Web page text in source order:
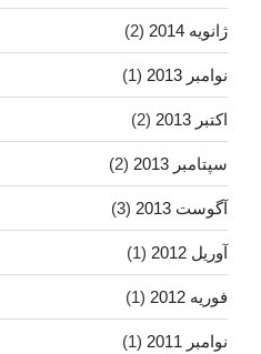
ژانویه 2014 (2)
نوامبر 2013 (1)
اکتبر 2013 (2)
سپتامبر 2013 (2)
آگوست 2013 (3)
آوریل 2012 (1)
فوریه 2012 (1)
نوامبر 2011 (1)